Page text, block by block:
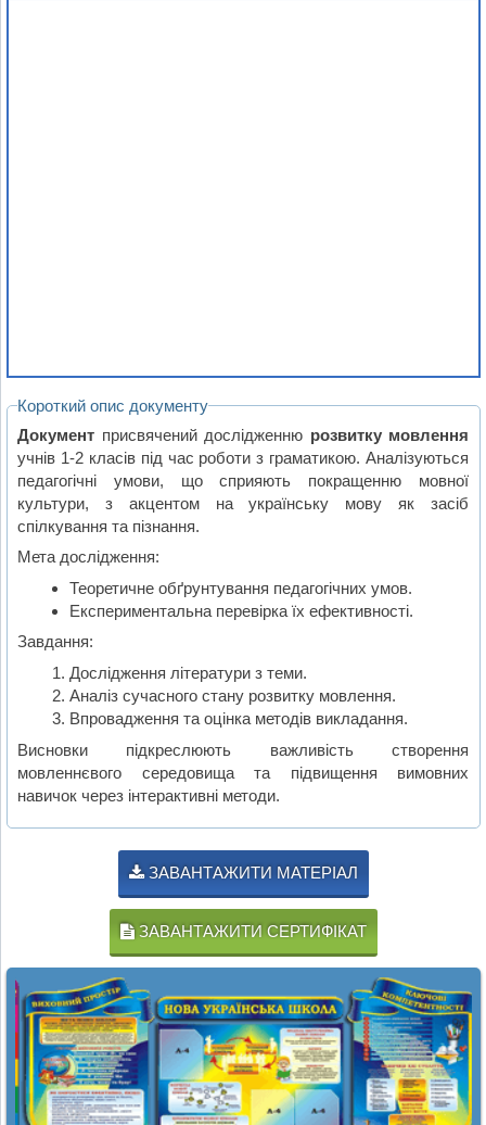
Короткий опис документу
Документ присвячений дослідженню розвитку мовлення
учнів 1-2 класів під час роботи з граматикою. Аналізуються
педагогічні умови, що сприяють покращенню мовної
культури, з акцентом на українську мову як засіб
спілкування та пізнання.
Мета дослідження:
Теоретичне обґрунтування педагогічних умов.
Експериментальна перевірка їх ефективності.
Завдання:
Дослідження літератури з теми.
Аналіз сучасного стану розвитку мовлення.
Впровадження та оцінка методів викладання.
Висновки підкреслюють важливість створення
мовленнєвого середовища та підвищення вимовних
навичок через інтерактивні методи.
ЗАВАНТАЖИТИ МАТЕРІАЛ
ЗАВАНТАЖИТИ СЕРТИФІКАТ